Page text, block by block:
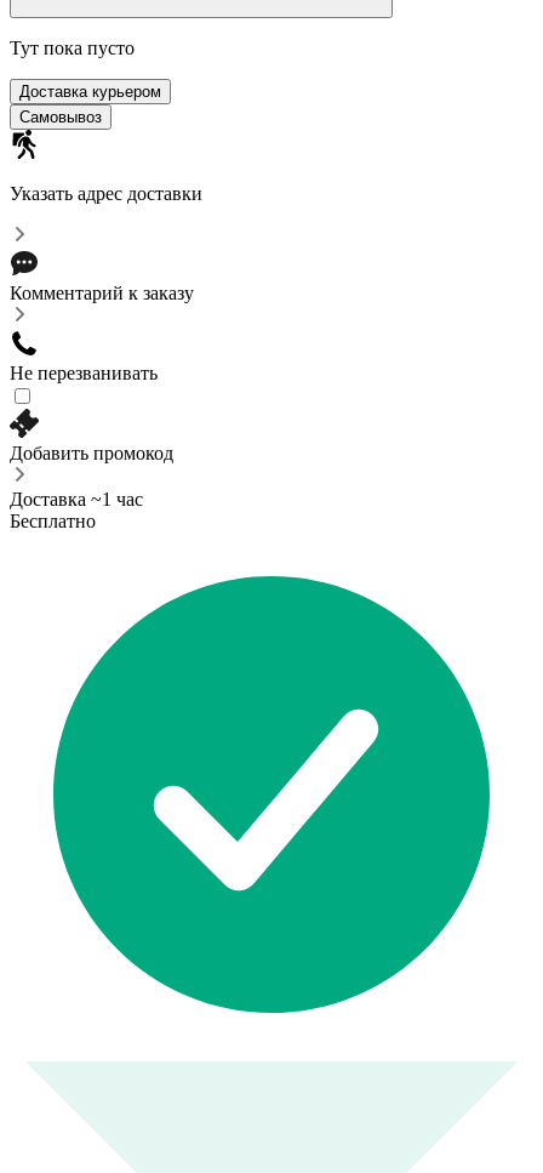
Тут пока пусто
Доставка курьером
Самовывоз
Указать адрес доставки
Комментарий к заказу
Не перезванивать
Добавить промокод
Доставка ~1 час
Бесплатно